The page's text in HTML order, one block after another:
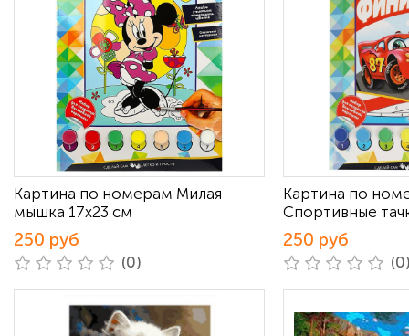
Картина по номерам Милая
мышка 17х23 см
250 руб
(0)
Картина по
Спортивные
250 руб